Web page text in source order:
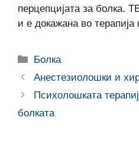
перцепцијата за болка.
и е докажана во терапија
Categories
Болка
Анестезиолошки и
Психолошката
болката